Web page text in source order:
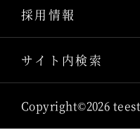
採用情報
サイト内検索
Copyright©2026